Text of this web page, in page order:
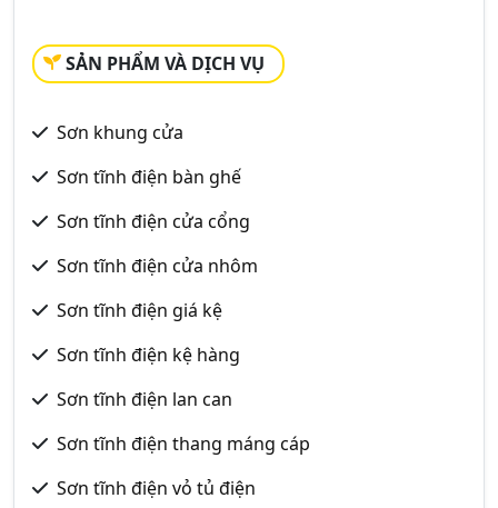
SẢN PHẨM VÀ DỊCH VỤ
Sơn khung cửa
Sơn tĩnh điện bàn ghế
Sơn tĩnh điện cửa cổng
Sơn tĩnh điện cửa nhôm
Sơn tĩnh điện giá kệ
Sơn tĩnh điện kệ hàng
Sơn tĩnh điện lan can
Sơn tĩnh điện thang máng cáp
Sơn tĩnh điện vỏ tủ điện